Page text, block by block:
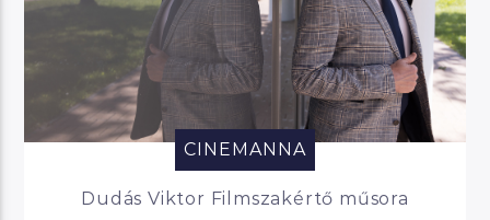
CINEMANNA
Dudás Viktor Filmszakértő műsora